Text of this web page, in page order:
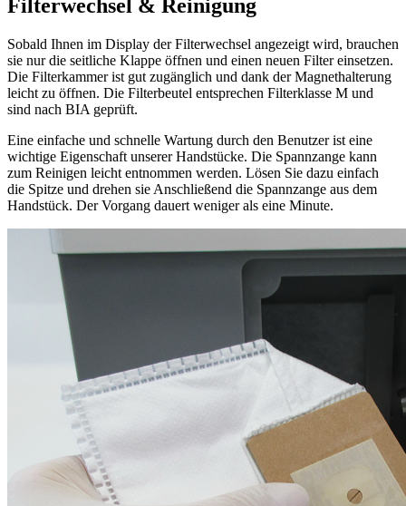
Filterwechsel & Reinigung
Sobald Ihnen im Display der Filterwechsel angezeigt wird, brauchen
sie nur die seitliche Klappe öffnen und einen neuen Filter einsetzen.
Die Filterkammer ist gut zugänglich und dank der Magnethalterung
leicht zu öffnen. Die Filterbeutel entsprechen Filterklasse M und
sind nach BIA geprüft.
Eine einfache und schnelle Wartung durch den Benutzer ist eine
wichtige Eigenschaft unserer Handstücke. Die Spannzange kann
zum Reinigen leicht entnommen werden. Lösen Sie dazu einfach
die Spitze und drehen sie Anschließend die Spannzange aus dem
Handstück. Der Vorgang dauert weniger als eine Minute.